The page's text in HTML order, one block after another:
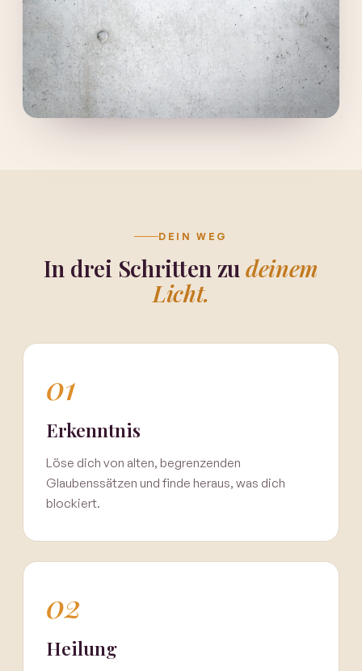
DEIN WEG
In drei Schritten zu deinem
Licht.
01
Erkenntnis
Löse dich von alten, begrenzenden
Glaubenssätzen und finde heraus, was dich
blockiert.
02
Heilung